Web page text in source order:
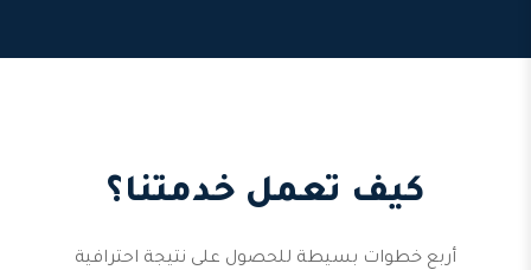
كيف تعمل خدمتنا؟
أربع خطوات بسيطة للحصول على نتيجة احترافية